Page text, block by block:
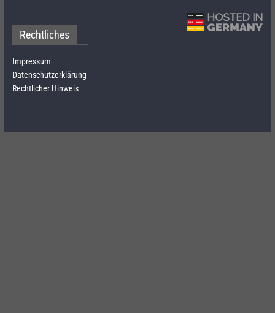
Rechtliches
Impressum
Datenschutzerklärung
Rechtlicher Hinweis